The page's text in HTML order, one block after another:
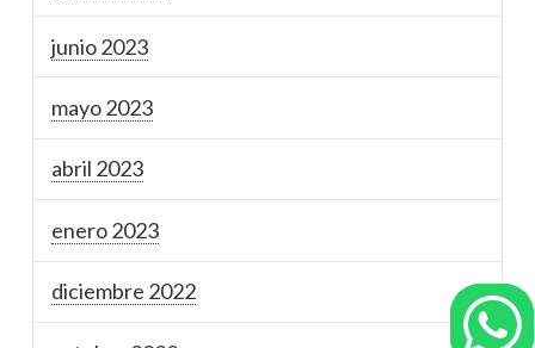
junio 2023
mayo 2023
abril 2023
enero 2023
diciembre 2022